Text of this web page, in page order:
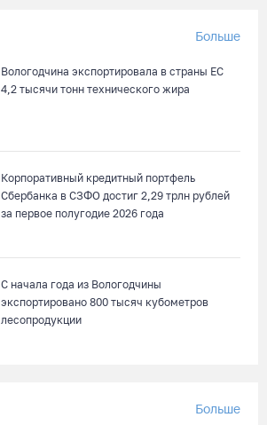
Больше
Вологодчина экспортировала в страны ЕС
4,2 тысячи тонн технического жира
Корпоративный кредитный портфель
Сбербанка в СЗФО достиг 2,29 трлн рублей
за первое полугодие 2026 года
С начала года из Вологодчины
экспортировано 800 тысяч кубометров
лесопродукции
Больше